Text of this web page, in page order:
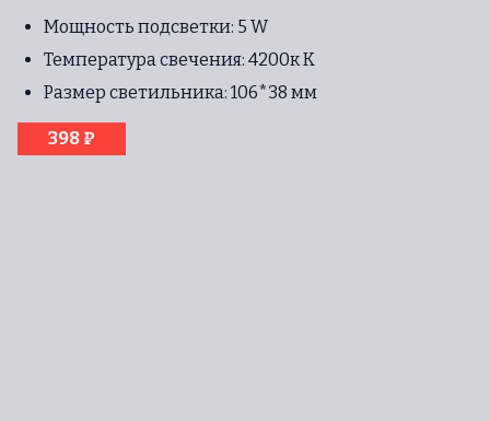
Мощность подсветки: 5 W
Температура свечения: 4200к К
Размер светильника: 106*38 мм
398 ₽